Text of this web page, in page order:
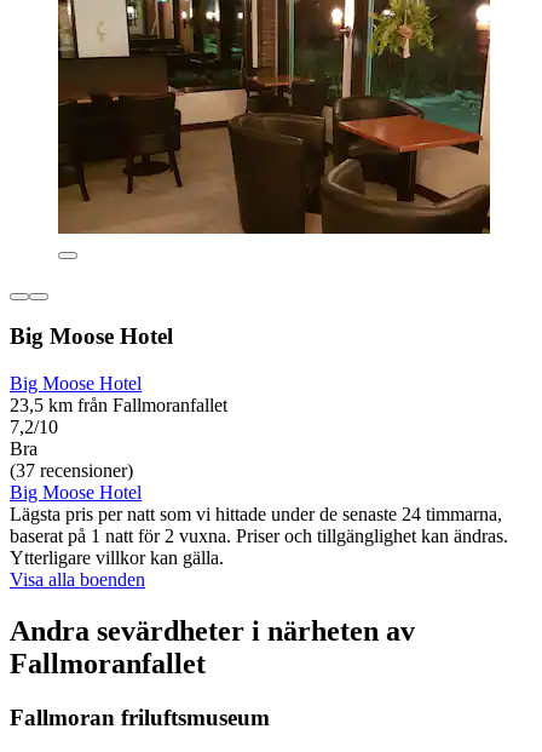
Big Moose Hotel
Big Moose Hotel
23,5 km från Fallmoranfallet
7,2/10
Bra
(37 recensioner)
Big Moose Hotel
Lägsta pris per natt som vi hittade under de senaste 24 timmarna,
baserat på 1 natt för 2 vuxna. Priser och tillgänglighet kan ändras.
Ytterligare villkor kan gälla.
Visa alla boenden
Andra sevärdheter i närheten av
Fallmoranfallet
Fallmoran friluftsmuseum